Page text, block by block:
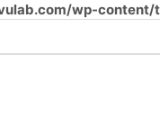
wp-content/